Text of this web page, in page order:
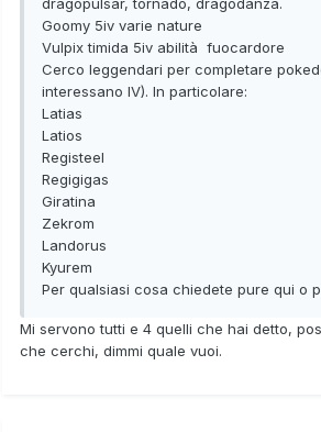
Goomy 5iv varie nature
Vulpix timida 5iv abilità fuocardore
Cerco leggendari per completare
interessano IV). In particolare:
Latias
Latios
Registeel
Regigigas
Giratina
Zekrom
Landorus
Kyurem
Per qualsiasi cosa chiedete pure qui o
Mi servono tutti e 4 quelli che hai detto,
che cerchi, dimmi quale vuoi.